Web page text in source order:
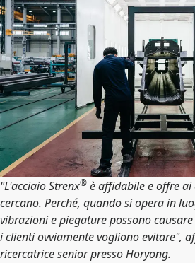
"L'acciaio Strenx® è affidabile e offre
cercano. Perché, quando si opera in
vibrazioni e piegature possono
i clienti ovviamente vogliono evitare",
ricercatrice senior presso Horyong.